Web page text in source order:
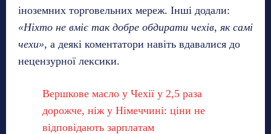
іноземних торговельних мереж. Інші додали:
«Ніхто не вміє так добре обдирати чехів, як самі
чехи», а деякі коментатори навіть вдавалися до
нецензурної лексики.
Вершкове масло у Чехії у 2,5 раза
дорожче, ніж у Німеччині: ціни не
відповідають зарплатам